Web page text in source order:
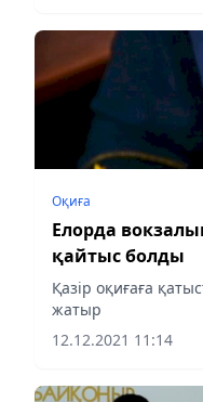
Оқиға
Елорда
қайтыс болды
Қазір оқиғаға
жатыр
12.12.2021 11:14